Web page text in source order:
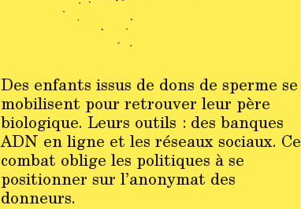
Des enfants issus de dons de sperme se
mobilisent pour retrouver leur père
biologique. Leurs outils : des banques
ADN en ligne et les réseaux sociaux. Ce
combat oblige les politiques à se
positionner sur l’anonymat des
donneurs.